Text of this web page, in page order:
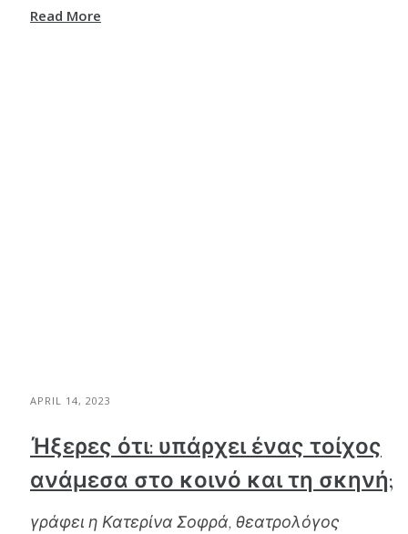
Read More
APRIL 14, 2023
Ήξερες ότι: υπάρχει ένας τοίχος
ανάμεσα στο κοινό και τη σκηνή;
γράφει η Κατερίνα Σοφρά, θεατρολόγος